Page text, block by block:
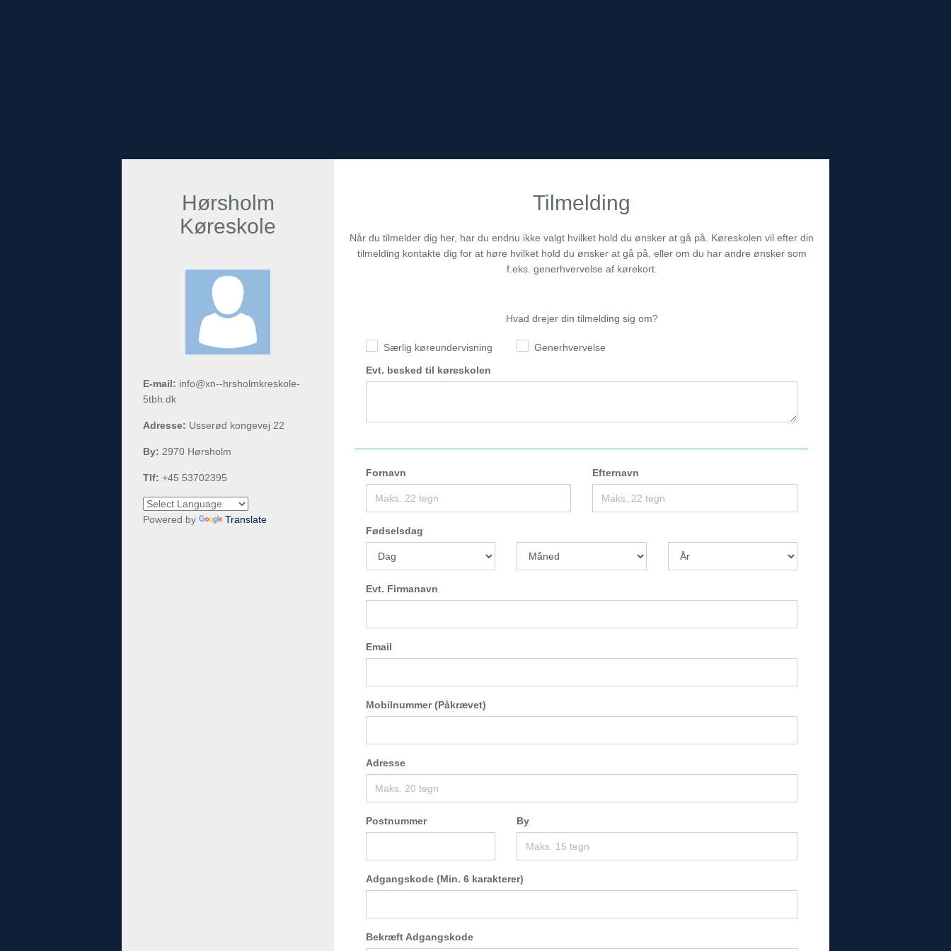
Hørsholm
Køreskole
E-mail: info@xn--hrsholmkreskole-
5tbh.dk
Adresse: Usserød kongevej 22
By: 2970 Hørsholm
Tlf: +45 53702395
Powered by Translate
Tilmelding
Når du tilmelder dig her, har du endnu ikke valgt hvilket hold du ønsker at gå på. Køreskolen vil efter din
tilmelding kontakte dig for at høre hvilket hold du ønsker at gå på, eller om du har andre ønsker som
f.eks. generhvervelse af kørekort.
Hvad drejer din tilmelding sig om?
Særlig køreundervisning
Generhvervelse
Evt. besked til køreskolen
Fornavn Efternavn
Fødselsdag
Evt. Firmanavn
Email
Mobilnummer (Påkrævet)
Adresse
Postnummer By
Adgangskode (Min. 6 karakterer)
Bekræft Adgangskode